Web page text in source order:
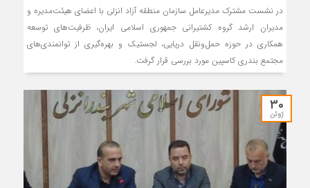
در نشست مشترک مدیرعامل سازمان منطقه آزاد انزلی با اعضای هیئت‌مدیره و
مدیران ارشد گروه کشتیرانی جمهوری اسلامی ایران، ظرفیت‌های توسعه
همکاری در حوزه حمل‌ونقل دریایی، لجستیک و بهره‌گیری از توانمندی‌های
مجتمع بندری کاسپین مورد بررسی قرار گرفت.
30
ژوئن